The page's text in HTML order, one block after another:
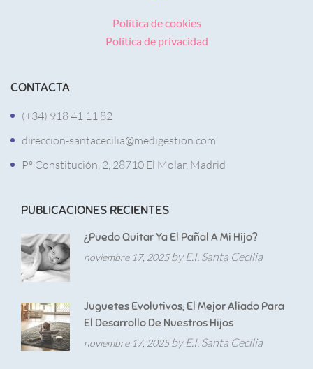
Política de cookies
Política de privacidad
CONTACTA
(+34) 918 41 11 82
direccion-santacecilia@medigestion.com
Pº Constitución, 2, 28710 El Molar, Madrid
PUBLICACIONES RECIENTES
¿Puedo Quitar Ya El Pañal A Mi Hijo?
noviembre 17, 2025 by E.I. Santa Cecilia
Juguetes Evolutivos; El Mejor Aliado Para
El Desarrollo De Nuestros Hijos
noviembre 17, 2025 by E.I. Santa Cecilia